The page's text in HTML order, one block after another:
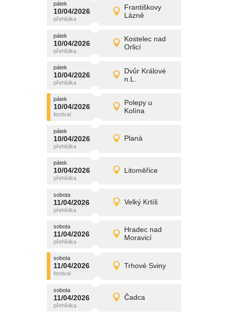
pátek
10/04/2026
Františkovy
Lázně
pátek
10/04/2026 Detail
promítání
pátek
10/04/2026
Kostelec nad
Orlicí
pátek
10/04/2026 Detail
promítání
pátek
10/04/2026
Dvůr Králové
n.L.
pátek
10/04/2026 Detail
promítání
pátek
10/04/2026
Polepy u
Kolína
pátek
10/04/2026 Detail
promítání
pátek
10/04/2026 Planá
pátek
10/04/2026 Detail
promítání
pátek
10/04/2026 Litoměřice
pátek
10/04/2026 Detail
promítání
sobota
11/04/2026 Velký Krtíš
sobota
11/04/2026 Detail
promítání
sobota
11/04/2026
Hradec nad
Moravicí
sobota
11/04/2026 Detail
promítání
sobota
11/04/2026 Trhové Sviny
sobota
11/04/2026 Detail
promítání
sobota
11/04/2026 Čadca
sobota
11/04/2026 Detail
promítání